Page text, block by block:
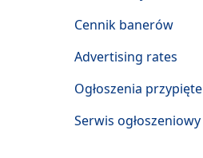
Cennik banerów
Advertising rates
Ogłoszenia przypięte
Serwis ogłoszeniowy